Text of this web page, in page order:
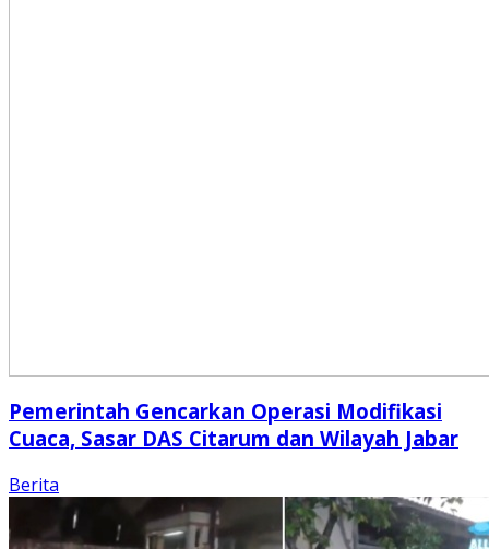
Pemerintah Gencarkan Operasi Modifikasi
Cuaca, Sasar DAS Citarum dan Wilayah Jabar
Berita